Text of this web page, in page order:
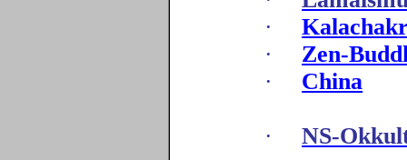
·
·
Zen-
·
China
· NS-